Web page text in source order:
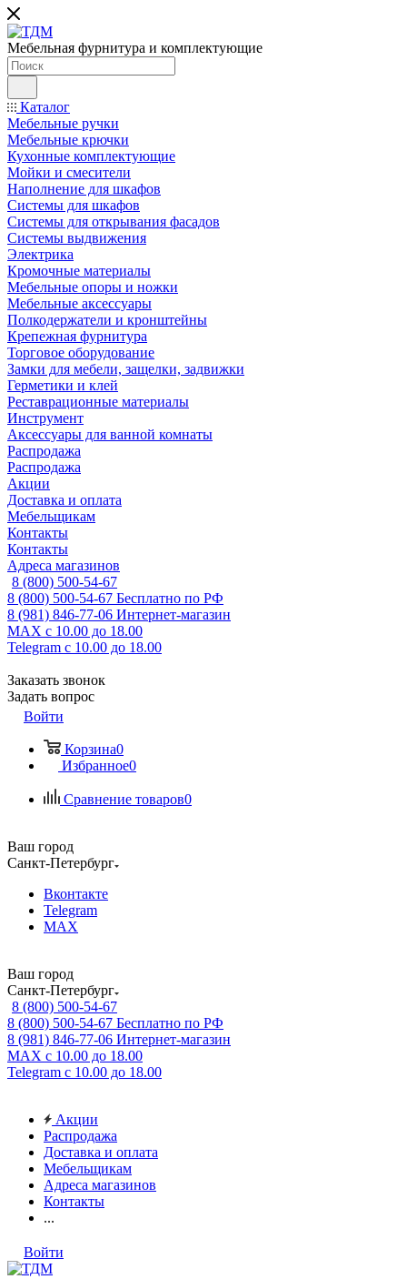
Мебельная фурнитура и комплектующие
Каталог
Мебельные ручки
Мебельные крючки
Кухонные комплектующие
Мойки и смесители
Наполнение для шкафов
Cистемы для шкафов
Системы для открывания фасадов
Системы выдвижения
Электрика
Кромочные материалы
Мебельные опоры и ножки
Мебельные аксессуары
Полкодержатели и кронштейны
Крепежная фурнитура
Торговое оборудование
Замки для мебели, защелки, задвижки
Герметики и клей
Реставрационные материалы
Инструмент
Аксессуары для ванной комнаты
Распродажа
Распродажа
Акции
Доставка и оплата
Мебельщикам
Контакты
Контакты
Адреса магазинов
8 (800) 500-54-67
8 (800) 500-54-67 Бесплатно по РФ
8 (981) 846-77-06 Интернет-магазин
MAX с 10.00 до 18.00
Telegram с 10.00 до 18.00
Заказать звонок
Задать вопрос
Войти
Корзина0
Избранное0
Сравнение товаров0
Ваш город
Санкт-Петербург
Вконтакте
Telegram
MAX
Ваш город
Санкт-Петербург
8 (800) 500-54-67
8 (800) 500-54-67 Бесплатно по РФ
8 (981) 846-77-06 Интернет-магазин
MAX с 10.00 до 18.00
Telegram с 10.00 до 18.00
Акции
Распродажа
Доставка и оплата
Мебельщикам
Адреса магазинов
Контакты
...
Войти